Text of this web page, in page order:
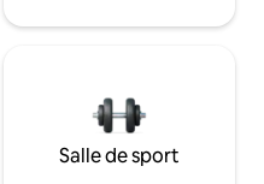
Salle de sport